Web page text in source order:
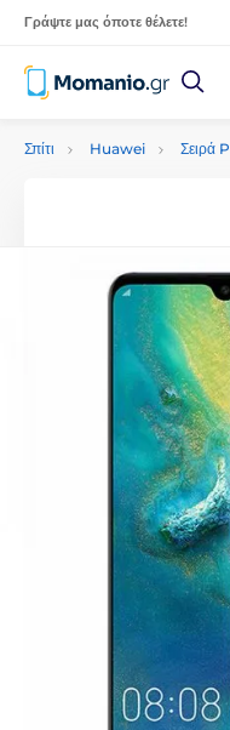
Γράψτε μας όποτε θέλετε!
Σπίτι Huawei Σειρά P